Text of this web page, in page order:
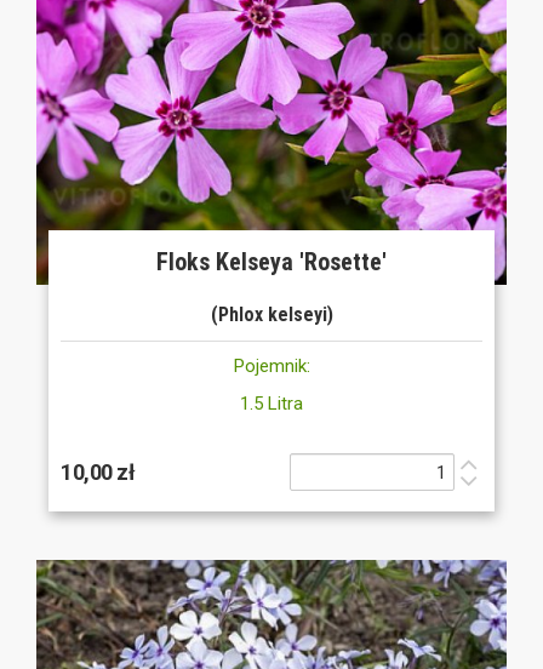
Floks Kelseya 'Rosette'
(Phlox kelseyi)
Pojemnik:
1.5 Litra
10,00 zł